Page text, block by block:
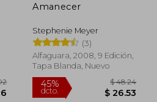
Amanecer
Stephenie Meyer
(3)
Alfaguara, 2008, 9 Edición,
Tapa Blanda, Nuevo